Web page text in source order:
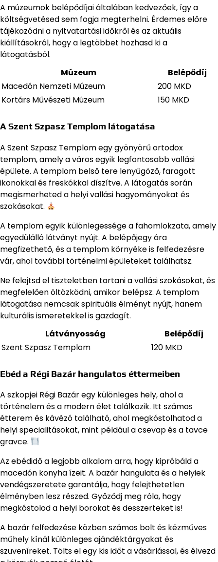
A múzeumok belépődíjai általában kedvezőek, így a
költségvetésed sem fogja megterhelni. Érdemes előre
tájékozódni a nyitvatartási időkről és az aktuális
kiállításokról, hogy a legtöbbet hozhasd ki a
látogatásból.
Múzeum
Belépődíj
Macedón Nemzeti Múzeum
200 MKD
Kortárs Művészeti Múzeum
150 MKD
A Szent Szpasz Templom látogatása
A Szent Szpasz Templom egy gyönyörű ortodox
templom, amely a város egyik legfontosabb vallási
épülete. A templom belső tere lenyűgöző, faragott
ikonokkal és freskókkal díszítve. A látogatás során
megismerheted a helyi vallási hagyományokat és
szokásokat.
A templom egyik különlegessége a fahomlokzata, amely
egyedülálló látványt nyújt. A belépőjegy ára
megfizethető, és a templom környéke is felfedezésre
vár, ahol további történelmi épületeket találhatsz.
Ne felejtsd el tiszteletben tartani a vallási szokásokat, és
megfelelően öltözködni, amikor belépsz. A templom
látogatása nemcsak spirituális élményt nyújt, hanem
kulturális ismeretekkel is gazdagít.
Látványosság
Belépődíj
Szent Szpasz Templom
120 MKD
Ebéd a Régi Bazár hangulatos éttermeiben
A szkopjei Régi Bazár egy különleges hely, ahol a
történelem és a modern élet találkozik. Itt számos
étterem és kávézó található, ahol megkóstolhatod a
helyi specialitásokat, mint például a csevap és a tavce
gravce.
Az ebédidő a legjobb alkalom arra, hogy kipróbáld a
macedón konyha ízeit. A bazár hangulata és a helyiek
vendégszeretete garantálja, hogy felejthetetlen
élményben lesz részed. Győződj meg róla, hogy
megkóstolod a helyi borokat és desszerteket is!
A bazár felfedezése közben számos bolt és kézműves
műhely kínál különleges ajándéktárgyakat és
szuveníreket. Tölts el egy kis időt a vásárlással, és élvezd